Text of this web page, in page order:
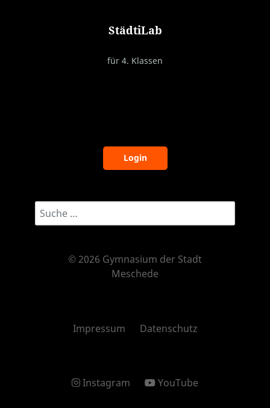
StädtiLab
für 4. Klassen
Login
Suchwort eingeben...
© 2026 Gymnasium der Stadt
Meschede
Impressum Datenschutz
Instagram YouTube